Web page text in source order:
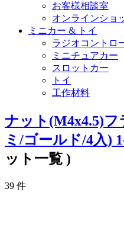
お客様相談室
オンラインショ
ミニカー & トイ
ラジオコントロ
ミニチュアカー
スロットカー
トイ
工作材料
ナット(M4x4.5)
ミ/ゴールド/4入)
ット一覧 )
39 件